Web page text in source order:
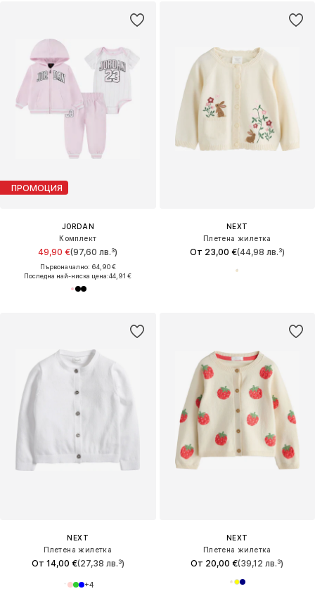
ПРОМОЦИЯ
JORDAN
Комплект
49,90 €(97,60 лв.³)
Първоначално: 64,90 €
Последна най-ниска цена:44,91 €
NEXT
Плетена жилетка
От 23,00 €(44,98 лв.³)
NEXT
Плетена жилетка
От 14,00 €(27,38 лв.³)
+4
NEXT
Плетена жилетка
От 20,00 €(39,12 лв.³)